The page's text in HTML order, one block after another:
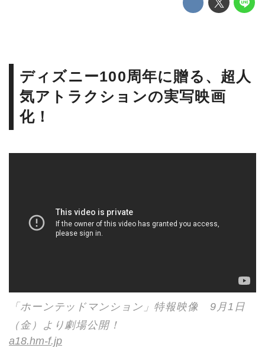
ディズニー100周年に贈る、超人
気アトラクションの実写映画
化！
「ホーンテッドマンション」特報映像 9月1日
（金）より劇場公開！
a18.hm-f.jp